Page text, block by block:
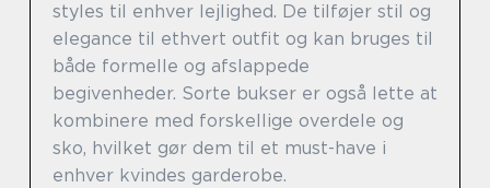
styles til enhver lejlighed. De tilføjer stil og
elegance til ethvert outfit og kan bruges til
både formelle og afslappede
begivenheder. Sorte bukser er også lette at
kombinere med forskellige overdele og
sko, hvilket gør dem til et must-have i
enhver kvindes garderobe.